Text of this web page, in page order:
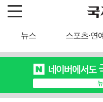
뉴스 스포츠·연예